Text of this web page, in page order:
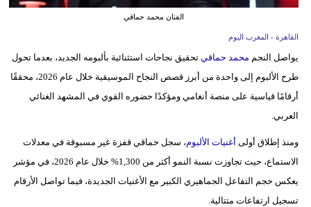
تعليم
إسلامية
علوم
وتكنولوجيا
الفنان محمد حماقي
القاهرة - المغرب اليوم
يواصل النجم محمد حماقي تحقيق نجاحات استثنائية بألبومه الجديد، بعدما تحول
طرح الألبوم إلى واحدة من أبرز قصص النجاح الموسيقية خلال عام 2026، محققًا
أرقامًا قياسية على منصة أنغامي ومؤكدًا حضوره القوي في المشهد الغنائي
العربي.
ومنذ إطلاق أولى أغنيات الألبوم، سجل حماقي قفزة غير مسبوقة في معدلات
الاستماع، حيث تجاوزت نسبة النمو أكثر من 1,300% خلال عام 2026، في مؤشر
يعكس حجم التفاعل الجماهيري الكبير مع الأغنيات الجديدة، فيما تواصل الأرقام
تسجيل ارتفاعات متتالية.